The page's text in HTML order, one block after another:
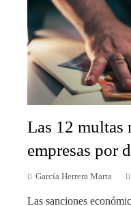
Las 12 multas
empresas por
García Herrera Marta
Las sanciones